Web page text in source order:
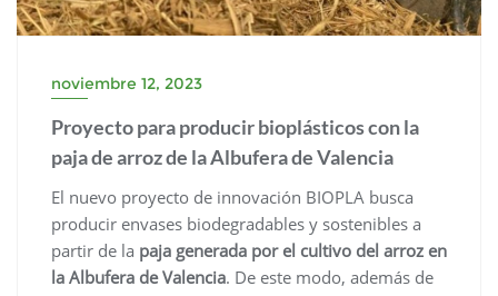
noviembre 12, 2023
Proyecto para producir bioplásticos con la
paja de arroz de la Albufera de Valencia
El nuevo proyecto de innovación BIOPLA busca
producir envases biodegradables y sostenibles a
partir de la paja generada por el cultivo del arroz en
la Albufera de Valencia. De este modo, además de